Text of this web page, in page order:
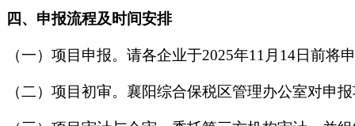
四、申报流程及时间安排
（一）项目申报。请各企业于2025年11月14日前
（二）项目初审。襄阳综合保税区管理办公室对申